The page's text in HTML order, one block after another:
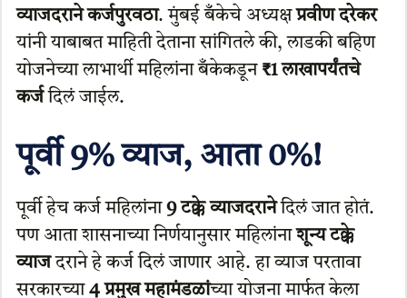
व्याजदराने कर्जपुरवठा. मुंबई बँकेचे अध्यक्षप्रवीण दरेकर
यांनी याबाबत माहिती देताना सांगितले की, लाडकी बहिण
योजनेच्या लाभार्थी महिलांना बँकेकडून ₹1 लाखापर्यंतचे
कर्जदिलं जाईल.
पूर्वी 9% व्याज, आता 0%!
पूर्वी हेच कर्ज महिलांना 9 टक्के व्याजदरानेदिलं जात होतं.
पण आता शासनाच्या निर्णयानुसार महिलांनाशून्य टक्के
व्याजदराने हे कर्ज दिलं जाणार आहे. हा व्याज परतावा
सरकारच्या 4 प्रमुख महामंडळांच्या योजना मार्फत केला